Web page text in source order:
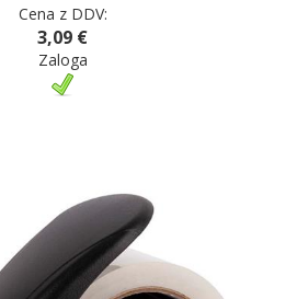
Cena z DDV:
3,09 €
Zaloga